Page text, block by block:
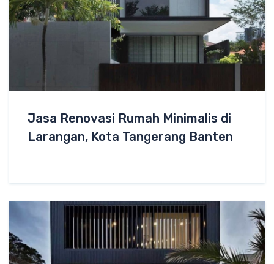
Jasa Renovasi Rumah Minimalis di
Larangan, Kota Tangerang Banten